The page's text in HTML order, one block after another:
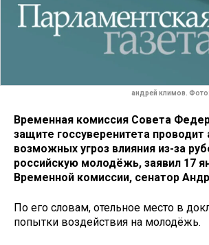
андрей климов.
Временная комиссия Совета
защите госсуверенитета проводит
возможных угроз влияния из-за
российскую молодёжь, заявил 17
Временной комиссии, сенатор
По его словам, отельное место в
попытки воздействия на молодёжь.